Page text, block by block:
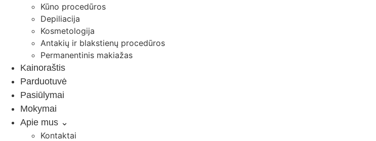
Kūno procedūros
Depiliacija
Kosmetologija
Antakių ir blakstienų procedūros
Permanentinis makiažas
Kainoraštis
Parduotuvė
Pasiūlymai
Mokymai
Apie mus ⌄
Kontaktai